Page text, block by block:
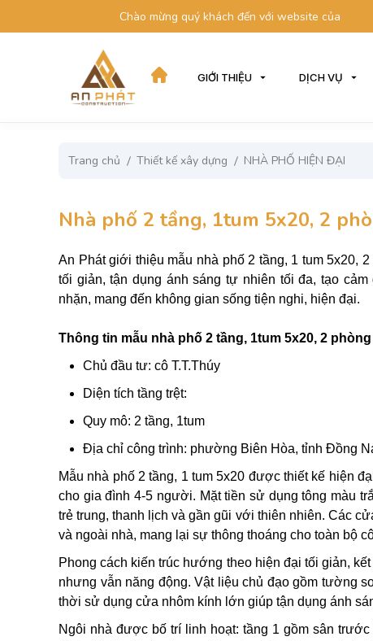
Chào mừng quý khách đến với website của chúng tôi
GIỚI THIỆU DỊCH VỤ
Trang chủ Thiết kế xây dựng NHÀ PHỐ HIỆN ĐẠI
Nhà phố 2 tầng, 1tum 5x20, 2
An Phát giới thiệu mẫu nhà phố 2 tầng, 1 tum 5x20,
tối giản, tận dụng ánh sáng tự nhiên tối đa, tạo
nhặn, mang đến không gian sống tiện nghi, hiện đại.
Thông tin mẫu nhà phố 2 tầng, 1tum 5x20, 2
Chủ đầu tư: cô T.T.Thúy
Diện tích tầng trệt:
Quy mô: 2 tầng, 1tum
Địa chỉ công trình: phường Biên Hòa, tỉnh Đồng
Mẫu nhà phố 2 tầng, 1 tum 5x20 được thiết kế hiện
cho gia đình 4-5 người. Mặt tiền sử dụng tông màu
trẻ trung, thanh lịch và gần gũi với thiên nhiên. Các
và ngoài nhà, mang lại sự thông thoáng cho toàn bộ
Phong cách kiến trúc hướng theo hiện đại tối giản,
nhưng vẫn năng động. Vật liệu chủ đạo gồm tường
thời sử dụng cửa nhôm kính lớn giúp tận dụng ánh
Ngôi nhà được bố trí linh hoạt: tầng 1 gồm sân